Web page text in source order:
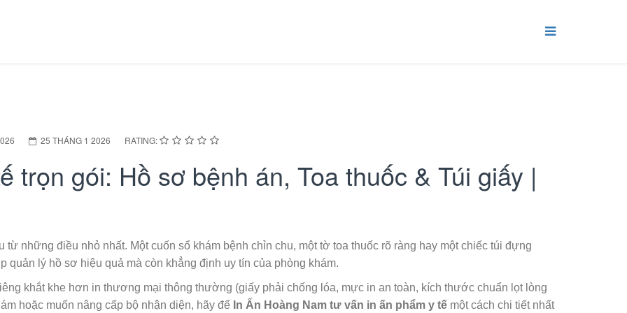
25 THÁNG 1 2026 RATING:
trọn gói: Hồ sơ bệnh án, Toa thuốc & Túi giấy |
từ những điều nhỏ nhất. Một cuốn sổ khám bệnh chỉn chu, một tờ toa thuốc rõ ràng hay một chiếc túi đựng
quản lý hồ sơ hiệu quả mà còn khẳng định uy tín của phòng khám.
khắt khe hơn in thương mại thông thường (giấy phải chống lóa, mực in an toàn, kích thước chuẩn lọt lòng
hoặc muốn nâng cấp bộ nhận diện, hãy để In Ấn Hoàng Nam tư vấn in ấn phẩm y tế một cách chi tiết nhất